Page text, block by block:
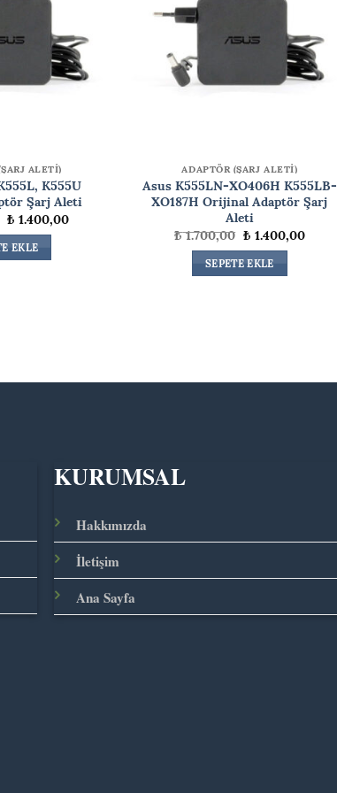
ALETİ)
K555U
Şarj Aleti
Orijinal
fiyat:
₺ 1.700,00.
₺1.400,00Şu
andaki
EKLE
ADAPTÖR (ŞARJ ALETİ)
Asus K555LN-XO406H K555LB-
XO187H Orijinal Adaptör Şarj
Aleti
₺1.700,00Orijinal
fiyat:
₺ 1.700,00.
₺1.400,00Şuandaki
SEPETE EKLE
KURUMSAL
Hakkımızda
İletişim
Ana Sayfa